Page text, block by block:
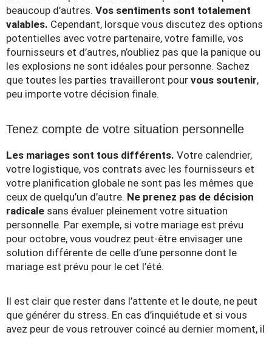
beaucoup d’autres. Vos sentiments sont totalement
valables. Cependant, lorsque vous discutez des options
potentielles avec votre partenaire, votre famille, vos
fournisseurs et d’autres, n’oubliez pas que la panique ou
les explosions ne sont idéales pour personne. Sachez
que toutes les parties travailleront pour vous soutenir,
peu importe votre décision finale.
Tenez compte de votre situation personnelle
Les mariages sont tous différents. Votre calendrier,
votre logistique, vos contrats avec les fournisseurs et
votre planification globale ne sont pas les mêmes que
ceux de quelqu’un d’autre. Ne prenez pas de décision
radicale sans évaluer pleinement votre situation
personnelle. Par exemple, si votre mariage est prévu
pour octobre, vous voudrez peut-être envisager une
solution différente de celle d’une personne dont le
mariage est prévu pour le cet l’été.
Il est clair que rester dans l’attente et le doute, ne peut
que générer du stress. En cas d’inquiétude et si vous
avez peur de vous retrouver coincé au dernier moment, il